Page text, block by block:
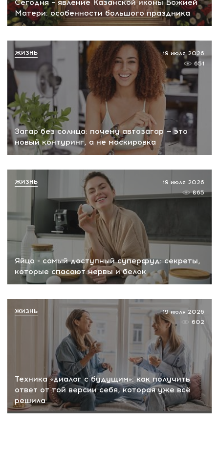
Сегодня – явление Казанской иконы Божией
Матери: особенности большого праздника
Загар без солнца: почему автозагар — это
новый контуринг, а не маскировка
19 июля 2026
651
ЖИЗНЬ
Яйца - самый доступный суперфуд: секреты,
которые спасают нервы и белок
19 июля 2026
865
ЖИЗНЬ
Техника «диалог с будущим»: как получить
ответ от той версии себя, которая уже всё
решила
19 июля 2026
602
ЖИЗНЬ